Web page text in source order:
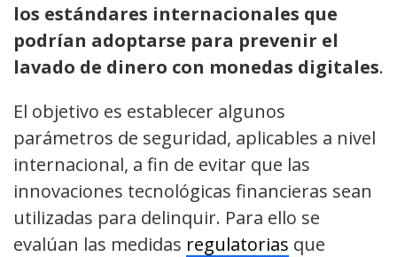
los estándares internacionales que
podrían adoptarse para prevenir el
lavado de dinero con monedas digitales.
El objetivo es establecer algunos
parámetros de seguridad, aplicables a nivel
internacional, a fin de evitar que las
innovaciones tecnológicas financieras sean
utilizadas para delinquir. Para ello se
evalúan las medidas regulatorias que